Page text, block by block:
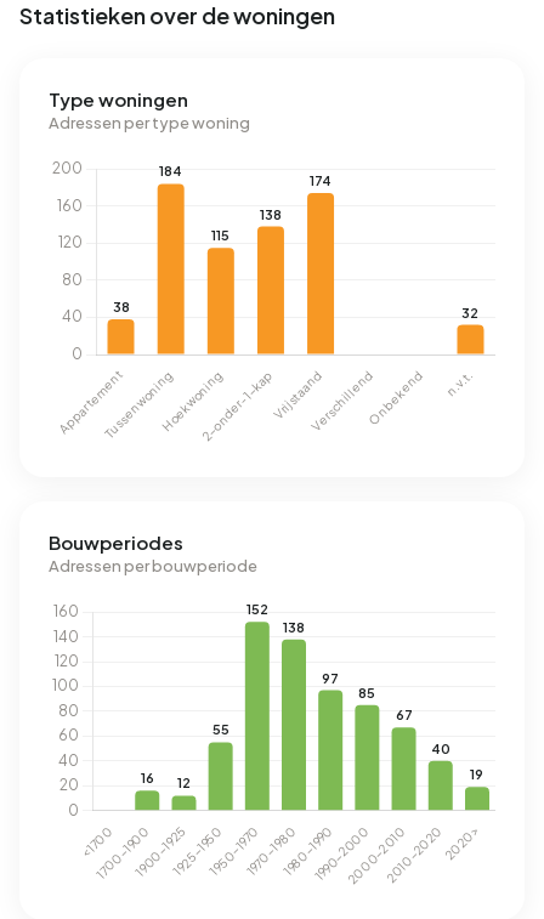
Statistieken over de woningen
Type woningen
Adressen per type woning
Bouwperiodes
Adressen per bouwperiode